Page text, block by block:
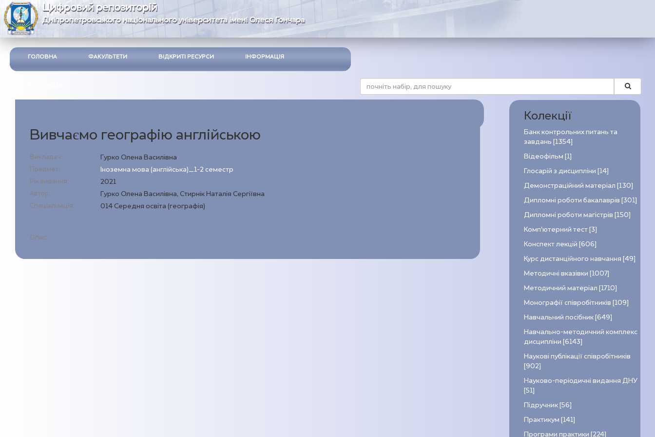
Цифровий репозиторій
Дніпропетровського національного університета імені Олеся Гончара
ГОЛОВНА ФАКУЛЬТЕТИ ВІДКРИТІ РЕСУРСИ ІНФОРМАЦІЯ
Вивчаємо географію англійською
Викладач: Гурко Олена Василівна
Предмет: Іноземна мова (англійська)_1-2 семестр
Рік видання: 2021
Автор: Гурко Олена Василівна, Стирнік Наталія Сергіївна
Спеціалізація: 014 Середня освіта (географія)
Опис:
Колекції
Банк контрольних питань та
завдань [1354]
Відеофільм [1]
Глосарій з дисципліни [14]
Демонстраційний матеріал [130]
Дипломні роботи бакалаврів [301]
Дипломні роботи магістрів [150]
Комп’ютерний тест [3]
Конспект лекцій [606]
Курс дистанційного навчання [49]
Методичні вказівки [1007]
Методичний матеріал [1710]
Монографії співробітників [109]
Навчальний посібник [649]
Навчально-методичний комплекс
дисципліни [6143]
Наукові публікації співробітників
[902]
Науково-періодичні видання ДНУ
[51]
Підручник [56]
Практикум [141]
Програми практики [224]